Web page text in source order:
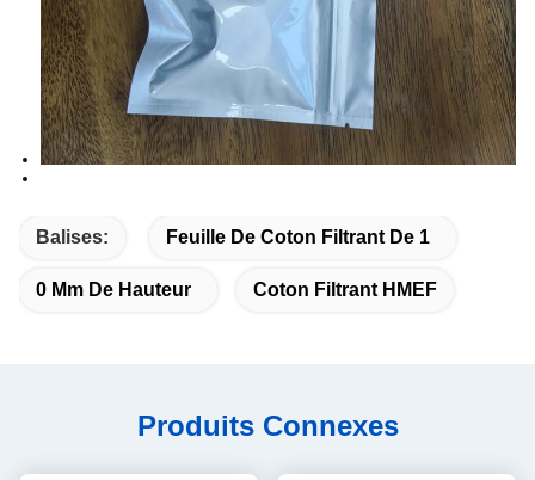
Balises: Feuille De Coton Filtrant De 1
0 Mm De Hauteur Coton Filtrant HMEF
Produits Connexes